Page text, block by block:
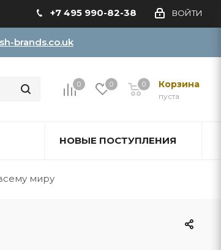
ВОЙТИ
+7 495 990-82-38
brands.co.uk
0 0 Корзина
пуста
0
НОВЫЕ ПОСТУПЛЕНИЯ
миру